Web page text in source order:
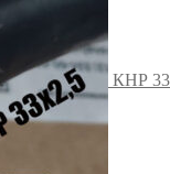
КНР